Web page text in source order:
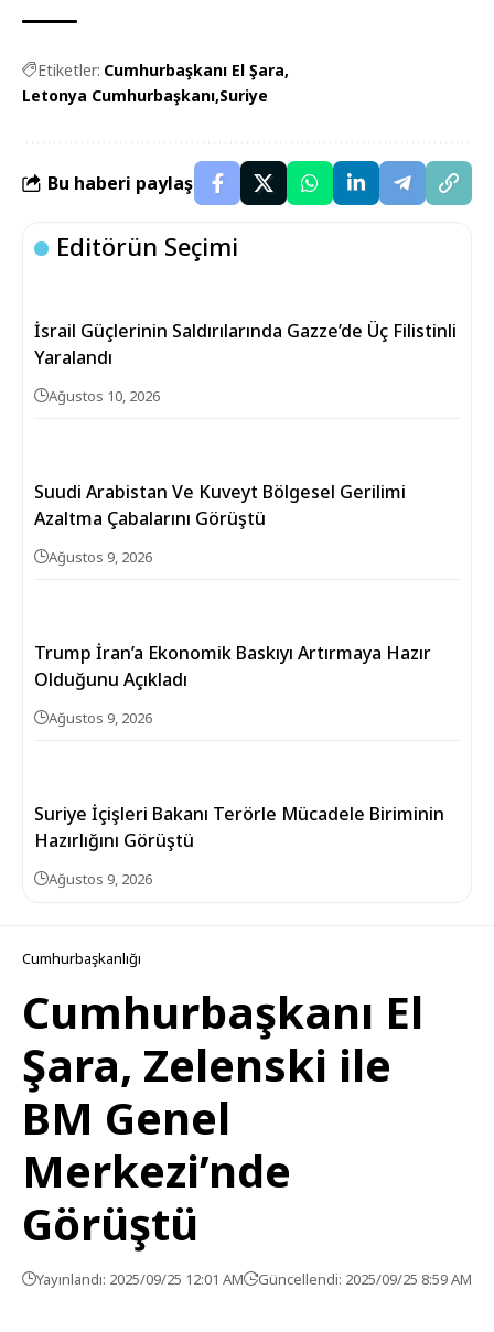
Etiketler: Cumhurbaşkanı El Şara
Letonya Cumhurbaşkanı Suriye
Bu haberi paylaş
Editörün Seçimi
İsrail Güçlerinin Saldırılarında Gazze’de Üç Filistinli
Yaralandı
Ağustos 10, 2026
Suudi Arabistan Ve Kuveyt Bölgesel Gerilimi
Azaltma Çabalarını Görüştü
Ağustos 9, 2026
Trump İran’a Ekonomik Baskıyı Artırmaya Hazır
Olduğunu Açıkladı
Ağustos 9, 2026
Suriye İçişleri Bakanı Terörle Mücadele Biriminin
Hazırlığını Görüştü
Ağustos 9, 2026
Cumhurbaşkanlığı
Cumhurbaşkanı El
Şara, Zelenski ile
BM Genel
Merkezi’nde
Görüştü
Yayınlandı: 2025/09/25 12:01 AM Güncellendi: 2025/09/25 8:59 AM